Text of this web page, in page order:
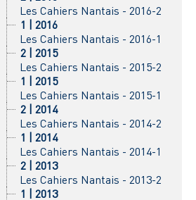
Les Cahiers Nantais - 2016-2
1 | 2016
Les Cahiers Nantais - 2016-1
2 | 2015
Les Cahiers Nantais - 2015-2
1 | 2015
Les Cahiers Nantais - 2015-1
2 | 2014
Les Cahiers Nantais - 2014-2
1 | 2014
Les Cahiers Nantais - 2014-1
2 | 2013
Les Cahiers Nantais - 2013-2
1 | 2013